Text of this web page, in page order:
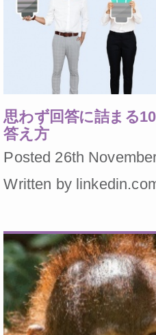
思わず回答に詰まる
答え方
Posted 26th
Written by